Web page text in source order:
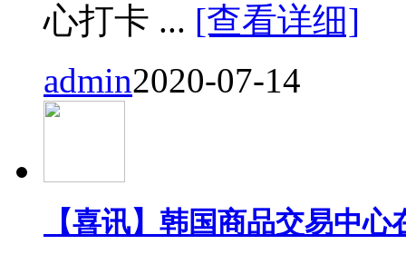
心打卡 ... [查看详细]
admin2020-07-14
【喜讯】韩国商品交易中